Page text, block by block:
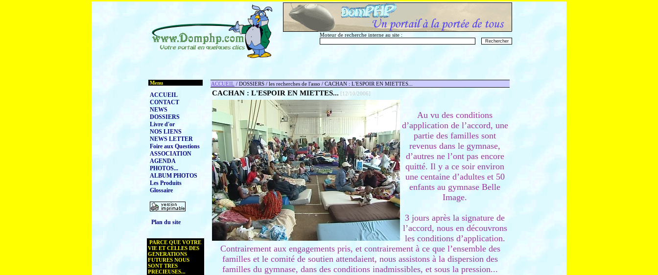
Moteur de recherche interne au site :
Menu
ACCUEIL
CONTACT
NEWS
DOSSIERS
Livre d'or
NOS LIENS
NEWS LETTER
Foire aux Questions
ASSOCIATION
AGENDA
PHOTOS...
ALBUM PHOTOS
Les Produits
Glossaire
Plan du site
PARCE QUE VOTRE
VIE ET CELLES DES
GENERATIONS
FUTURES NOUS
SONT TRES
PRECIEUSES...
ACCUEIL / DOSSIERS / les recherches de l'asso / CACHAN : L'ESPOIR EN MIETTES...
CACHAN : L'ESPOIR EN MIETTES... [12/10/2006]
Au vu des conditions
d’application de l’accord, une
partie des familles sont
revenus dans le gymnase,
d’autres ne l’ont pas encore
quitté. Il y a ce soir environ
une centaine d’adultes et 50
enfants au gymnase Belle
Image.
3 jours après la signature de
l’accord, nous en découvrons
les conditions d’application.
Contrairement aux engagements pris, et contrairement à ce que l’ensemble des
familles et le comité de soutien attendaient, nous assistons à la dispersion des
familles du gymnase, dans des conditions inadmissibles, et sous la pression...